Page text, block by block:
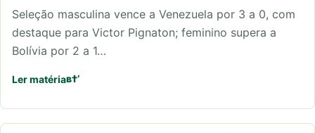
Seleção masculina vence a Venezuela por 3 a 0, com
destaque para Victor Pignaton; feminino supera a
Bolívia por 2 a 1…
Ler matéria